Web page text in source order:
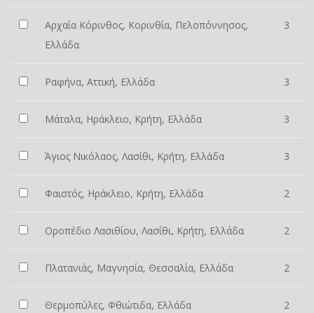
Αρχαία Κόρινθος, Κορινθία, Πελοπόννησος,
Ελλάδα
3
Ραφήνα, Αττική, Ελλάδα 3
Μάταλα, Ηράκλειο, Κρήτη, Ελλάδα 3
Άγιος Νικόλαος, Λασίθι, Κρήτη, Ελλάδα 3
Φαιστός, Ηράκλειο, Κρήτη, Ελλάδα 2
Οροπέδιο Λασιθίου, Λασίθι, Κρήτη, Ελλάδα 2
Πλατανιάς, Μαγνησία, Θεσσαλία, Ελλάδα 2
Θερμοπύλες, Φθιώτιδα, Ελλάδα 2